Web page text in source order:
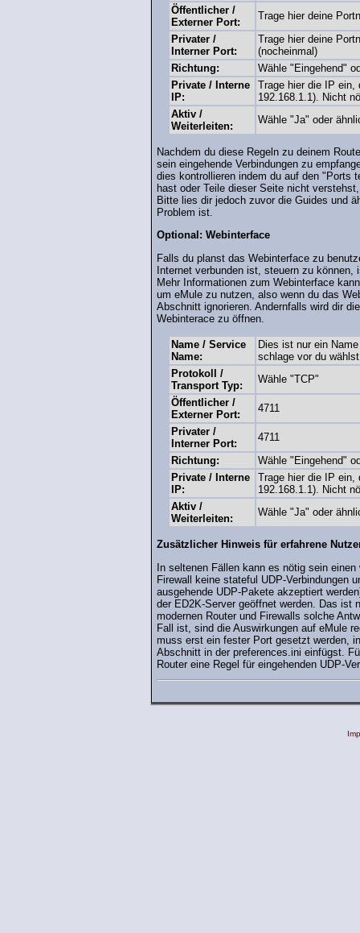
Öffentlicher /
Externer Port:
Trage hier deine
Privater /
Interner Port:
Trage hier deine
(nocheinmal)
Richtung:
Wähle "Eingehend"
Private / Interne
IP:
Trage hier die IP ein,
192.168.1.1). Nicht
Aktiv /
Weiterleiten:
Wähle "Ja" oder
Nachdem du diese Regeln zu deinem
sein eingehende Verbindungen zu
dies kontrollieren indem du auf den "Ports
hast oder Teile dieser Seite nicht
Bitte lies dir jedoch zuvor die Guides und
Problem ist.
Optional: Webinterface
Falls du planst das Webinterface zu
Internet verbunden ist, steuern zu
Mehr Informationen zum Webinterface
um eMule zu nutzen, also wenn du das
Abschnitt ignorieren. Andernfalls wird dir
Webinterace zu öffnen.
Name / Service
Name:
Dies ist nur ein
schlage vor du
Protokoll /
Transport Typ:
Wähle "TCP"
Öffentlicher /
Externer Port:
4711
Privater /
Interner Port:
4711
Richtung:
Wähle "Eingehend"
Private / Interne
IP:
Trage hier die IP ein,
192.168.1.1). Nicht
Aktiv /
Weiterleiten:
Wähle "Ja" oder
Zusätzlicher Hinweis für erfahrene
In seltenen Fällen kann es nötig sein
Firewall keine stateful UDP-Verbindungen
ausgehende UDP-Pakete akzeptiert
der ED2K-Server geöffnet werden. Das ist
modernen Router und Firewalls solche
Fall ist, sind die Auswirkungen auf eMule
muss erst ein fester Port gesetzt werden,
Abschnitt in der preferences.ini einfügst.
Router eine Regel für eingehenden UDP-